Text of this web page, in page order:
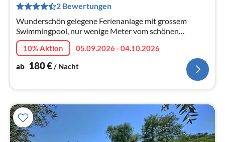
2 Bewertungen
Wunderschön gelegene Ferienanlage mit grossem
Swimmingpool, nur wenige Meter vom schönen
Sandstrand entfernt.
10% Aktion
05.09.2026 - 04.10.2026
ab 180€ / Nacht